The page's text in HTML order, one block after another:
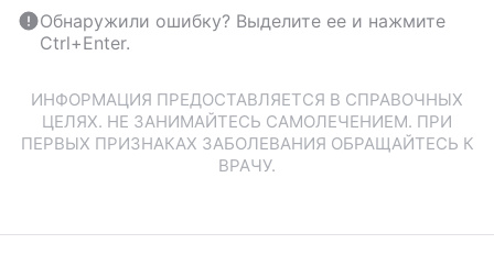
Обнаружили ошибку? Выделите ее и нажмите
Ctrl+Enter.
ИНФОРМАЦИЯ ПРЕДОСТАВЛЯЕТСЯ В СПРАВОЧНЫХ
ЦЕЛЯХ. НЕ ЗАНИМАЙТЕСЬ САМОЛЕЧЕНИЕМ. ПРИ
ПЕРВЫХ ПРИЗНАКАХ ЗАБОЛЕВАНИЯ ОБРАЩАЙТЕСЬ К
ВРАЧУ.